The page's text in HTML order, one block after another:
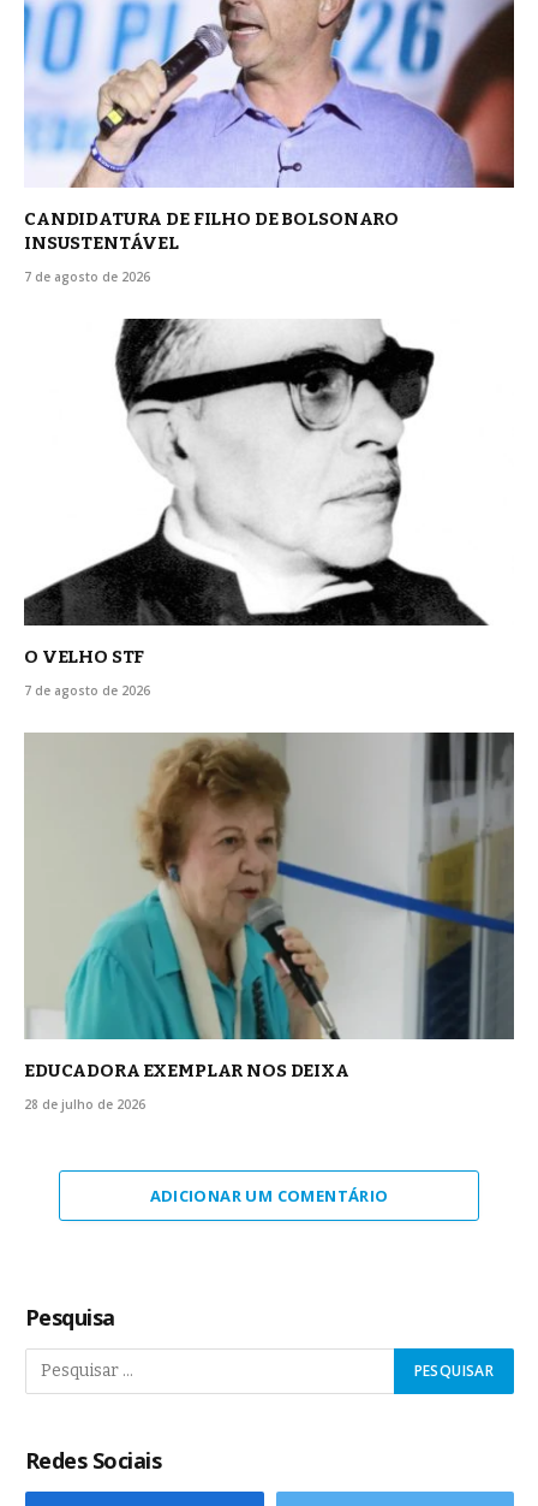
CANDIDATURA DE FILHO DE BOLSONARO
INSUSTENTÁVEL
7 de agosto de 2026
O VELHO STF
7 de agosto de 2026
EDUCADORA EXEMPLAR NOS DEIXA
28 de julho de 2026
ADICIONAR UM COMENTÁRIO
Pesquisa
Redes Sociais